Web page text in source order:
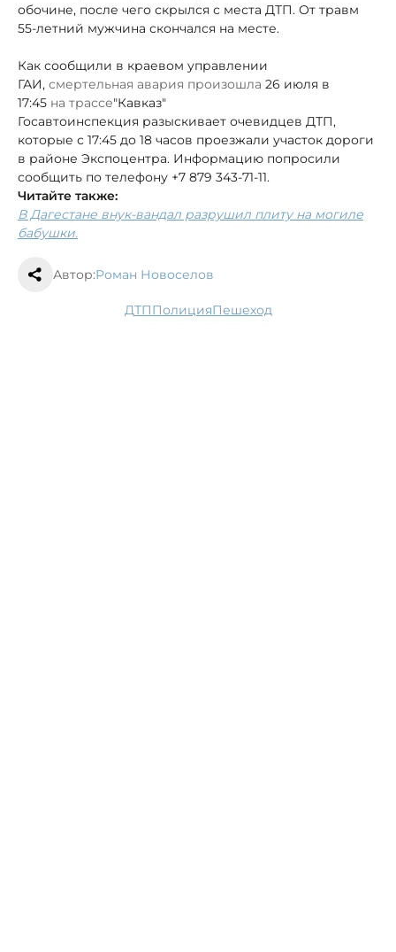
обочине, после чего скрылся с места ДТП. От травм
55-летний мужчина скончался на месте.
Как сообщили в краевом управлении
ГАИ, смертельная авария произошла 26 июля в
17:45 на трассе"Кавказ"
Госавтоинспекция разыскивает очевидцев ДТП,
которые с 17:45 до 18 часов проезжали участок дороги
в районе Экспоцентра. Информацию попросили
сообщить по телефону +7 879 343-71-11.
Читайте также:
В Дагестане внук-вандал разрушил плиту на могиле
бабушки.
Автор:Роман Новоселов
ДТП полиция пешеход